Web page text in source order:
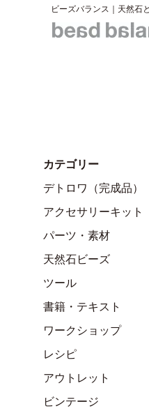
ビーズバランス｜天然石
カテゴリー
デトロワ（完成品）
アクセサリーキット
パーツ・素材
天然石ビーズ
ツール
書籍・テキスト
ワークショップ
レシピ
アウトレット
ビンテージ